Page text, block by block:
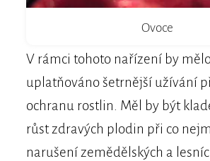
Ovoce
V rámci tohoto nařízení by
uplatňováno šetrnější užívání
ochranu rostlin. Měl by být
růst zdravých plodin při co
narušení zemědělských a